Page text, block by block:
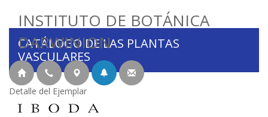
INSTITUTO DE BOTÁNICA
DARWINION
CATÁLOGO DE LAS PLANTAS
VASCULARES
Detalle del Ejemplar